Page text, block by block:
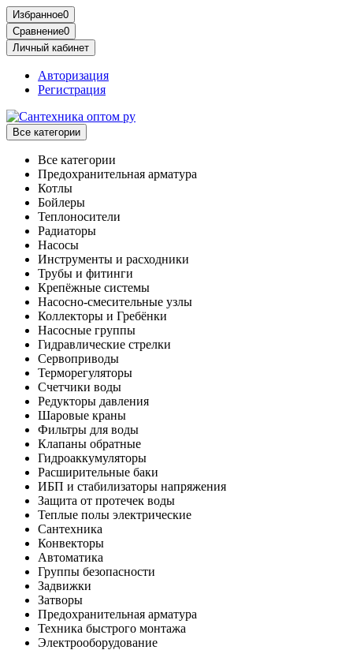
Избранное0
Сравнение0
Личный кабинет
Авторизация
Регистрация
Все категории
Все категории
Предохранительная арматура
Котлы
Бойлеры
Теплоносители
Радиаторы
Насосы
Инструменты и расходники
Трубы и фитинги
Крепёжные системы
Насосно-смесительные узлы
Коллекторы и Гребёнки
Насосные группы
Гидравлические стрелки
Сервоприводы
Терморегуляторы
Счетчики воды
Редукторы давления
Шаровые краны
Фильтры для воды
Клапаны обратные
Гидроаккумуляторы
Расширительные баки
ИБП и стабилизаторы напряжения
Защита от протечек воды
Теплые полы электрические
Сантехника
Конвекторы
Автоматика
Группы безопасности
Задвижки
Затворы
Предохранительная арматура
Техника быстрого монтажа
Электрооборудование